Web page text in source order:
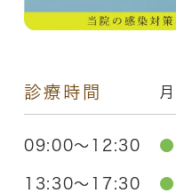
診療時間 月
09:00～12:30 ●
13:30～17:30 ●